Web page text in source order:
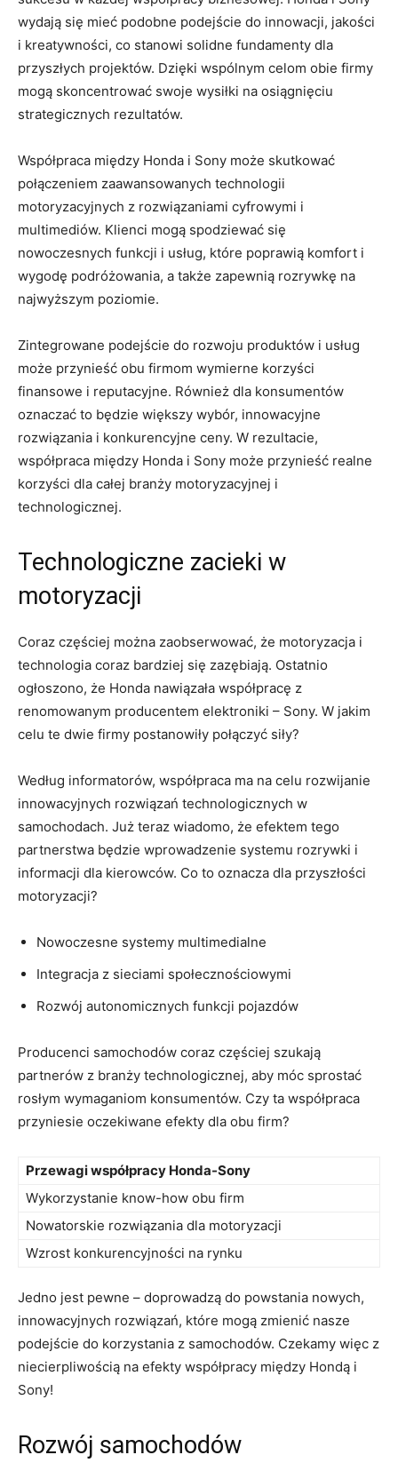
wydają się mieć podobne podejście do innowacji,‍ jakości⁤
i kreatywności,​ co stanowi solidne fundamenty⁣ dla
przyszłych projektów. ​Dzięki wspólnym‍ celom obie⁤ firmy
mogą skoncentrować swoje ‍wysiłki ​na‍ osiągnięciu
strategicznych​ rezultatów.
Współpraca między Honda i Sony może skutkować⁣
połączeniem⁢ zaawansowanych technologii
⁣motoryzacyjnych z‌ rozwiązaniami‍ cyfrowymi i
multimediów. Klienci mogą spodziewać się
nowoczesnych⁢ funkcji i usług, ​które poprawią komfort i
‌wygodę podróżowania, a ‍także ‌zapewnią rozrywkę na
najwyższym ‌poziomie.
Zintegrowane podejście​ do rozwoju produktów i usług
może ​przynieść obu⁤ firmom ​wymierne ‍korzyści
finansowe i reputacyjne. ‍Również dla konsumentów​
oznaczać ‍to będzie większy ⁢wybór, innowacyjne
⁤rozwiązania i konkurencyjne ceny.⁣ W rezultacie,
współpraca między Honda i Sony ‌może przynieść realne
korzyści dla całej⁤ branży⁣ motoryzacyjnej i
technologicznej.
Technologiczne zacieki w
motoryzacji
Coraz⁣ częściej można zaobserwować, że ​motoryzacja i
technologia coraz bardziej ⁣się zazębiają. Ostatnio
ogłoszono, że Honda nawiązała współpracę z
renomowanym producentem elektroniki – Sony. W jakim
celu te dwie firmy ‌postanowiły połączyć siły?
Według informatorów, współpraca ma⁢ na celu rozwijanie
innowacyjnych⁢ rozwiązań technologicznych w
samochodach.⁢ Już teraz wiadomo, że ⁤efektem ⁤tego
partnerstwa będzie wprowadzenie systemu rozrywki i
⁣informacji dla kierowców. Co ⁢to oznacza dla przyszłości
motoryzacji?
Nowoczesne systemy multimedialne
Integracja z sieciami społecznościowymi
Rozwój autonomicznych funkcji ⁢pojazdów
Producenci samochodów ​coraz ‍częściej ‌szukają
partnerów z branży ‌technologicznej, aby móc sprostać
rosłym wymaganiom konsumentów.⁣ Czy ta ‍współpraca
przyniesie ‌oczekiwane efekty⁢ dla obu firm?
Przewagi⁢ współpracy ‍Honda-Sony
Wykorzystanie​ know-how obu firm
Nowatorskie rozwiązania ⁢dla motoryzacji
Wzrost konkurencyjności na rynku
Jedno jest pewne – doprowadzą do powstania nowych,
innowacyjnych rozwiązań, które ​mogą zmienić nasze
podejście ⁢do korzystania z ⁢samochodów. Czekamy więc z
niecierpliwością na efekty współpracy​ między Hondą i
Sony!
Rozwój ⁢samochodów‌